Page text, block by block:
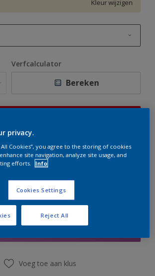
Kleur wijzigen
Verfcalculator
Bereken
de website in de gaten, we werken
de voorraad aan te vullen.
Boodschappenlijst
Voeg toe aan klus
privacy.
All Cookies”, you agree to the storing of cookies
site navigation, analyze site usage, and
efforts.
Info
Cookies Settings
Reject All